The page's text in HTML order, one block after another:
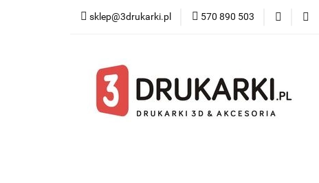
sklep@3drukarki.pl 570 890 503
Blog Bestsellery